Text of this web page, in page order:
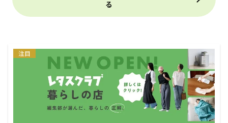
る
注目